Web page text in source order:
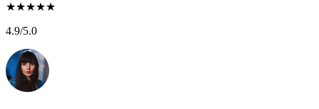
★★★★★
4.9/5.0